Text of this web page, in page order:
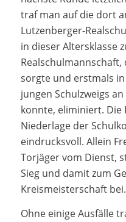
traf man auf die dort
Lutzenberger-
in dieser Altersklasse
sorgte und erstmals
jungen Schulzweigs
konnte, eliminiert. Die
Niederlage der
eindrucksvoll. Allein
Torjäger vom Dienst,
Sieg und damit zum
Kreismeisterschaft bei.
Ohne einige Ausfälle